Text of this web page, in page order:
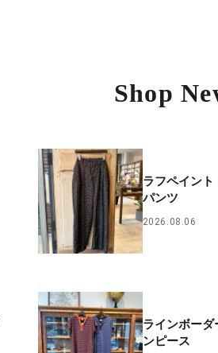
Shop
ラフペイン
パンツ
2026.08.06
ラインボー
ンピース